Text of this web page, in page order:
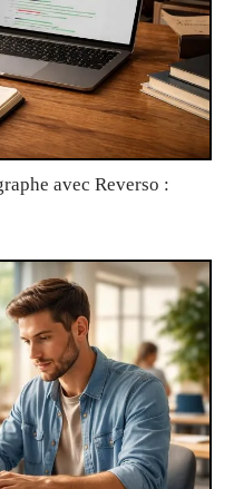
avec Reverso :